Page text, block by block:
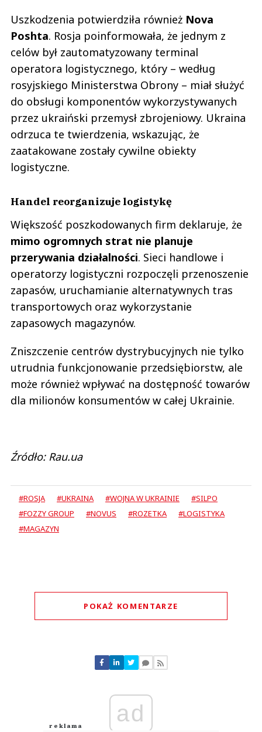
Uszkodzenia potwierdziła również Nova
Poshta. Rosja poinformowała, że jednym z
celów był zautomatyzowany terminal
operatora logistycznego, który – według
rosyjskiego Ministerstwa Obrony – miał służyć
do obsługi komponentów wykorzystywanych
przez ukraiński przemysł zbrojeniowy. Ukraina
odrzuca te twierdzenia, wskazując, że
zaatakowane zostały cywilne obiekty
logistyczne.
Handel reorganizuje logistykę
Większość poszkodowanych firm deklaruje, że
mimo ogromnych strat nie planuje
przerywania działalności. Sieci handlowe i
operatorzy logistyczni rozpoczęli przenoszenie
zapasów, uruchamianie alternatywnych tras
transportowych oraz wykorzystanie
zapasowych magazynów.
Zniszczenie centrów dystrybucyjnych nie tylko
utrudnia funkcjonowanie przedsiębiorstw, ale
może również wpływać na dostępność towarów
dla milionów konsumentów w całej Ukrainie.
Źródło: Rau.ua
#ROSJA #UKRAINA #WOJNA W UKRAINIE
#SILPO
#FOZZY GROUP
#NOVUS #ROZETKA
#LOGISTYKA
#MAGAZYN
POKAŻ KOMENTARZE
Nie znaleziono komentarzy
Zostaw swoje komentarze
Anuluj
ad